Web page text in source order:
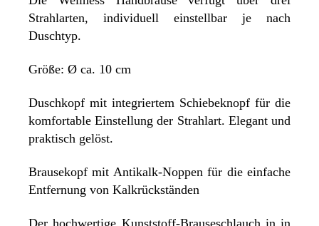
Strahlarten, individuell einstellbar je nach
Duschtyp.
Größe: Ø ca. 10 cm
Duschkopf mit integriertem Schiebeknopf für die
komfortable Einstellung der Strahlart. Elegant und
praktisch gelöst.
Brausekopf mit Antikalk-Noppen für die einfache
Entfernung von Kalkrückständen